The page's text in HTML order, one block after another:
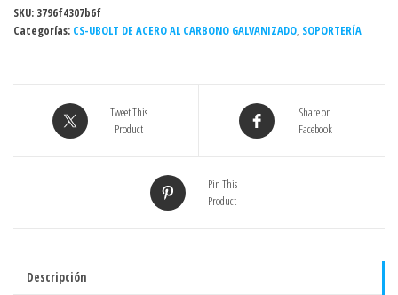
CS-
UBOLT
CARBONO
GALVANIZADO
SKU: 3796f4307b6f
Categorías: CS-UBOLT DE ACERO AL CARBONO GALVANIZADO, SOPORTERÍA
Tweet This
Product
Share on
Facebook
Pin This
Product
Descripción